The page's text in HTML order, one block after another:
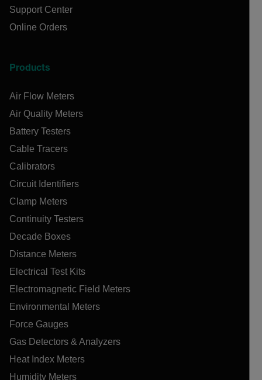
Support Center
Online Orders
Products
Air Flow Meters
Air Quality Meters
Battery Testers
Cable Tracers
Calibrators
Circuit Identifiers
Clamp Meters
Continuity Testers
Decade Boxes
Distance Meters
Electrical Test Kits
Electromagnetic Field Meters
Environmental Meters
Force Gauges
Gas Detectors & Analyzers
Heat Index Meters
Humidity Meters